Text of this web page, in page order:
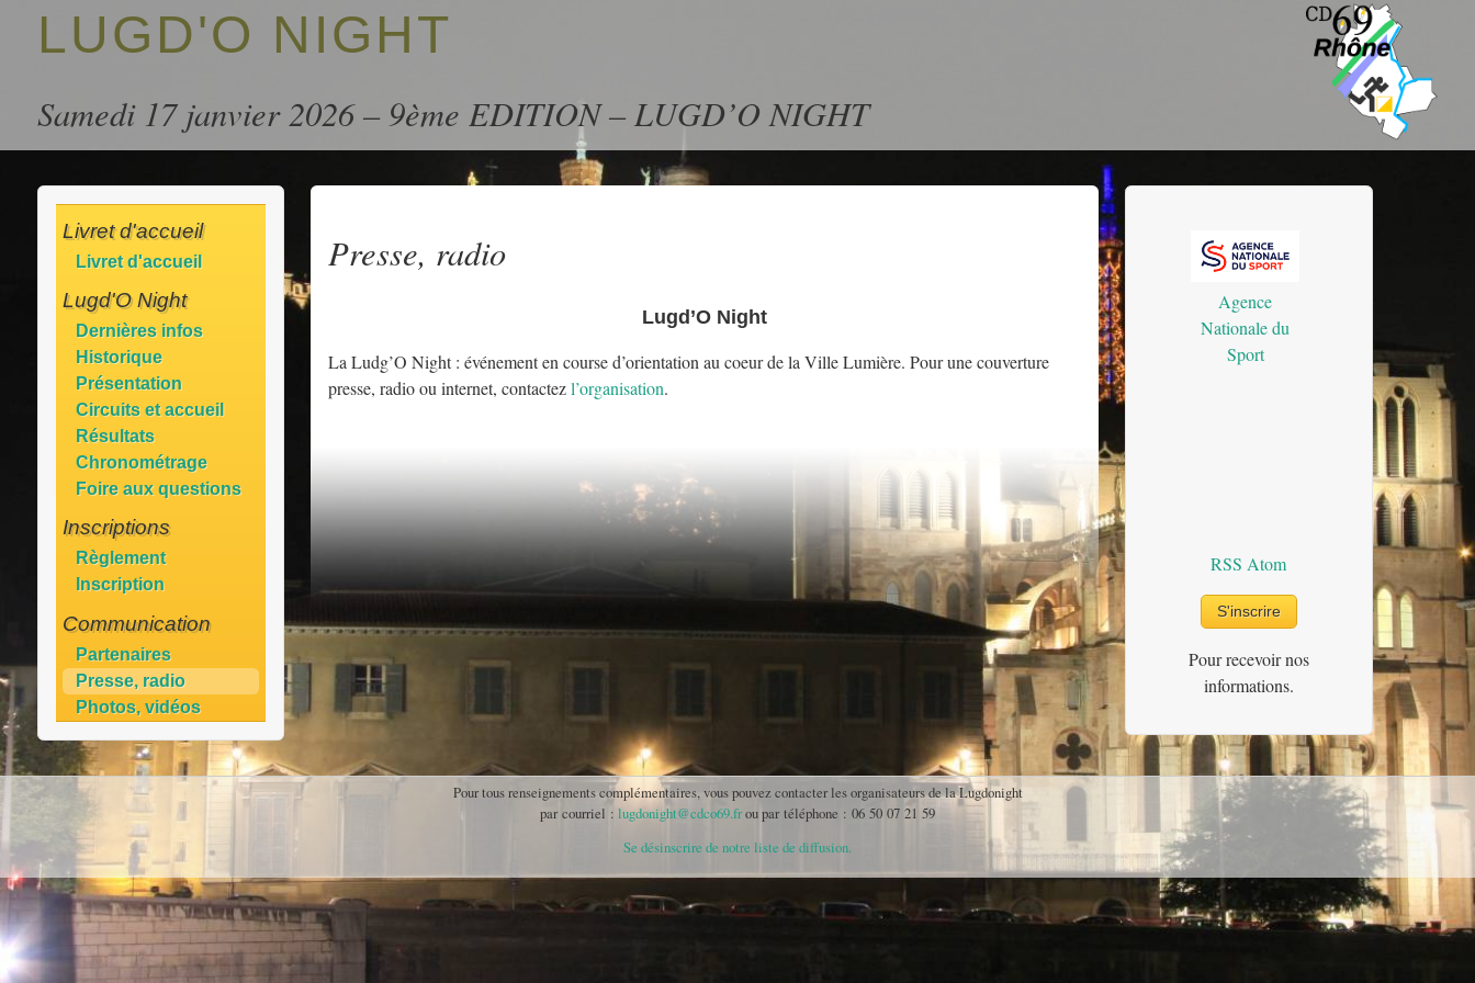
LUGD'O NIGHT
Samedi 17 janvier 2026 – 9ème EDITION – LUGD’O NIGHT
Livret d'accueil
Livret d'accueil
Lugd'O Night
Dernières infos
Historique
Présentation
Circuits et accueil
Résultats
Chronométrage
Foire aux questions
Inscriptions
Règlement
Inscription
Communication
Partenaires
Presse, radio
Photos, vidéos
Presse, radio
Lugd’O Night
La Ludg’O Night : événement en course d’orientation au coeur de la Ville Lumière. Pour une couverture
presse, radio ou internet, contactezl’organisation.
Agence
Nationale du
Sport
RSS Atom
Pour recevoir nos
informations.
Pour tous renseignements complémentaires, vous pouvez contacter les organisateurs de la Lugdonight
par courriel : lugdonight@cdco69.frou par téléphone : 06 50 07 21 59
Se désinscrire de notre liste de diffusion.